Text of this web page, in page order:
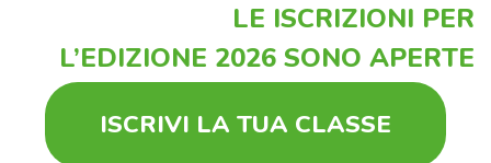
LE ISCRIZIONI PER
L’EDIZIONE 2026 SONO APERTE
ISCRIVI LA TUA CLASSE